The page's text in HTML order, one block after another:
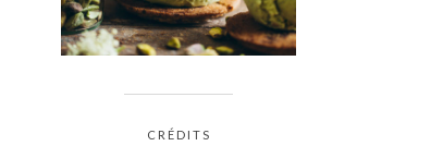
CRÉDITS